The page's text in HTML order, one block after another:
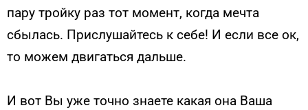
пару тройку раз тот момент, когда мечта
сбылась. Прислушайтесь к себе! И если все ок,
то можем двигаться дальше.
И вот Вы уже точно знаете какая она Ваша